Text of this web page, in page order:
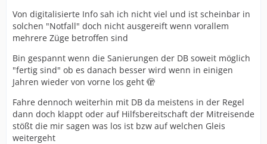
Von digitalisierte Info sah ich nicht viel und ist scheinbar in
solchen "Notfall" doch nicht ausgereift wenn vorallem
mehrere Züge betroffen sind
Bin gespannt wenn die Sanierungen der DB soweit möglich
"fertig sind" ob es danach besser wird wenn in einigen
Jahren wieder von vorne los geht 🫣
Fahre dennoch weiterhin mit DB da meistens in der Regel
dann doch klappt oder auf Hilfsbereitschaft der Mitreisende
stößt die mir sagen was los ist bzw auf welchen Gleis
weitergeht